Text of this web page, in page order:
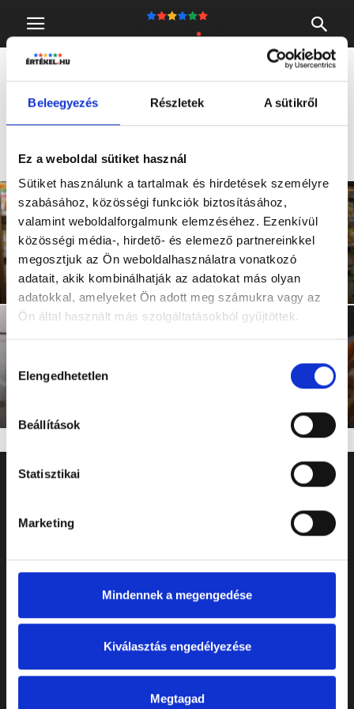
Beleegyezés Részletek A sütikről
Ez a weboldal sütiket használ
Sütiket használunk a tartalmak és hirdetések személyre
szabásához, közösségi funkciók biztosításához,
valamint weboldalforgalmunk elemzéséhez. Ezenkívül
közösségi média-, hirdető- és elemező partnereinkkel
megosztjuk az Ön weboldalhasználatra vonatkozó
adatait, akik kombinálhatják az adatokat más olyan
adatokkal, amelyeket Ön adott meg számukra vagy az
Ön által használt más szolgáltatásokból gyűjtöttek.
kiválasztása
Elengedhetetlen
Beállítások
Statisztikai
Marketing
Mindennek a megengedése
Kiválasztás engedélyezése
Megtagad
Home Vásárlás
VÁSÁRLÁS
Hogyan vásároljunk a koronavírus idején?
Ha különleges darabokból álló ruhatárra
ABOUT US
Partnerünk:Soulution Channel
FOLLOW US